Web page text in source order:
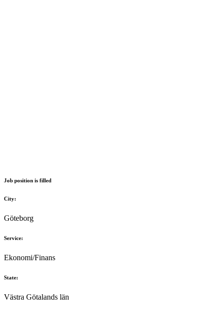
Job position is filled
City:
Göteborg
Service:
Ekonomi/Finans
State:
Västra Götalands län